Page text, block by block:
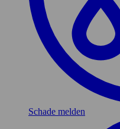
Schade melden